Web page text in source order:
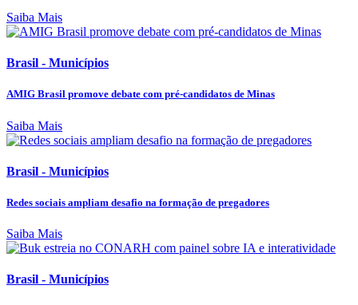
Saiba Mais
Brasil - Municípios
AMIG Brasil promove debate com pré-candidatos de Minas
Saiba Mais
Brasil - Municípios
Redes sociais ampliam desafio na formação de pregadores
Saiba Mais
Brasil - Municípios